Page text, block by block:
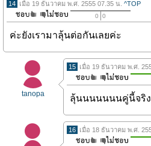
14 เมื่อ 19 ธันวาคม พ.ศ. 2555 07.35 น. ^TOP
0 0
ค่ะยังเรามาลุ้นต่อกันเลยค่ะ
tanopa
15 เมื่อ 19 ธันวาคม พ.ศ.
ลุ้นนนนนนนคู่นี้จริง
16 เมื่อ 18 ธันวาคม พ.ศ.